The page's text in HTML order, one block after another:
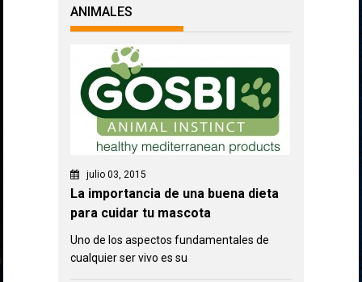
ANIMALES
julio 03, 2015
La importancia de una buena dieta
para cuidar tu mascota
Uno de los aspectos fundamentales de
cualquier ser vivo es su